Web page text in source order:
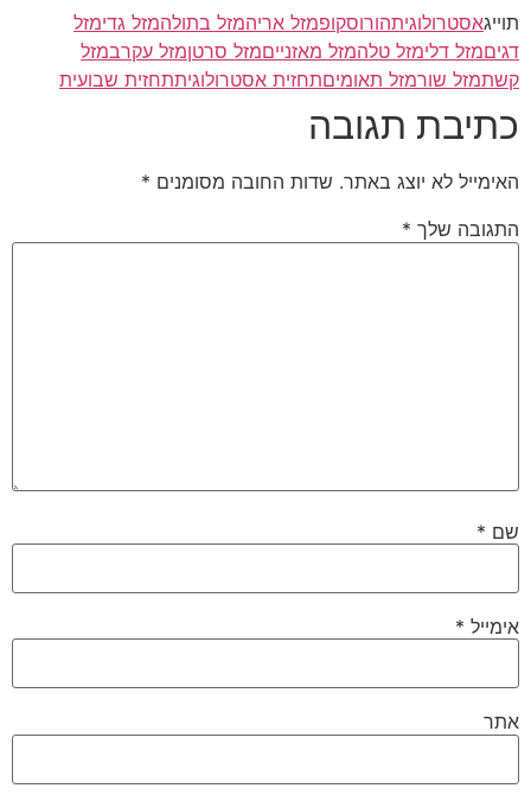
תוייגאסטרולוגיתהורוסקופמזל אריהמזל בתולהמזל גדימזל
דגיםמזל דלימזל טלהמזל מאזנייםמזל סרטןמזל עקרבמזל
קשתמזל שורמזל תאומיםתחזית אסטרולוגיתתחזית שבועית
כתיבת תגובה
האימייל לא יוצג באתר. שדות החובה מסומנים *
התגובה שלך *
שם *
אימייל *
אתר